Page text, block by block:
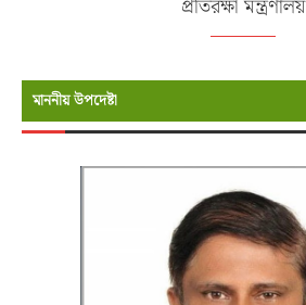
প্রতিরক্ষা মন্ত্রণালয়
মাননীয় উপদেষ্টা